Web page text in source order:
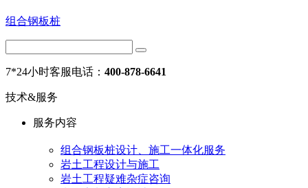
组合钢板桩
7*24小时客服电话： 400-878-6641
技术&服务
服务内容
组合钢板桩设计、施工一体化服务
岩土工程设计与施工
岩土工程疑难杂症咨询